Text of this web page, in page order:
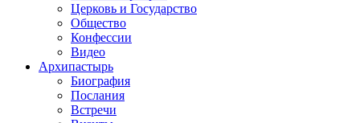
Церковь и Государство
Общество
Конфессии
Видео
Архипастырь
Биография
Послания
Встречи